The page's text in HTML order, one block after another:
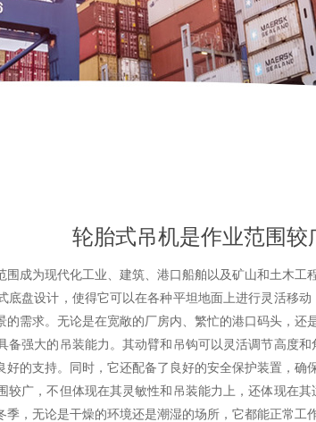
轮胎式吊机是作业范围较
为现代化工业、建筑、港口船舶以及矿山和土木工程
盘设计，使得它可以在各种平坦地面上进行灵活移动
的需求。无论是在宽敞的厂房内、繁忙的港口码头，还
强大的吊装能力。其动臂和吊钩可以灵活调节高度和
好的支持。同时，它还配备了良好的安全保护装置，确
广，不但体现在其灵敏性和吊装能力上，还体现在其
，无论是干燥的环境还是潮湿的场所，它都能正常工